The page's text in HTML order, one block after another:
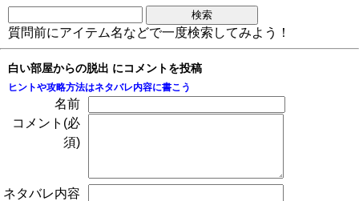
質問前にアイテム名などで一度検索してみよう！
白い部屋からの脱出 にコメントを投稿
ヒントや攻略方法はネタバレ内容に書こう
名前
コメント(必
須)
ネタバレ内容